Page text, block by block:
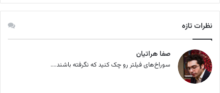
نظرات تازه
صفا هراتیان
سوراخ‌های فیلتر رو چک کنید که نگرفته باشند....